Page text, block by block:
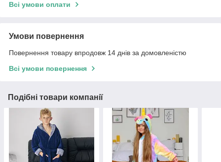
Всі умови оплати
Умови повернення
Повернення товару впродовж 14 днів за домовленістю
Всі умови повернення
Подібні товари компанії